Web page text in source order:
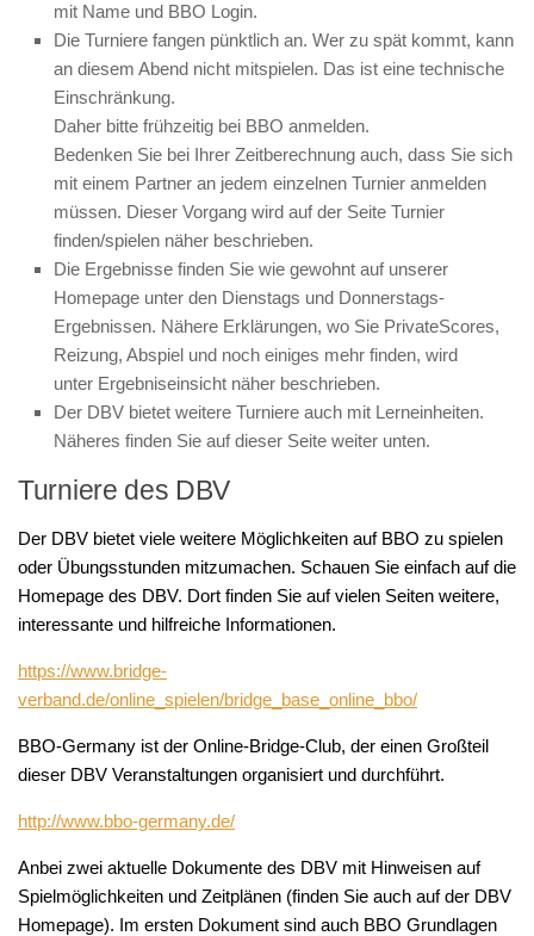
mit Name und BBO Login.
Die Turniere fangen pünktlich an. Wer zu spät kommt, kann
an diesem Abend nicht mitspielen. Das ist eine technische
Einschränkung.
Daher bitte frühzeitig bei BBO anmelden.
Bedenken Sie bei Ihrer Zeitberechnung auch, dass Sie sich
mit einem Partner an jedem einzelnen Turnier anmelden
müssen. Dieser Vorgang wird auf der Seite Turnier
finden/spielen näher beschrieben.
Die Ergebnisse finden Sie wie gewohnt auf unserer
Homepage unter den Dienstags und Donnerstags-
Ergebnissen. Nähere Erklärungen, wo Sie PrivateScores,
Reizung, Abspiel und noch einiges mehr finden, wird
unter Ergebniseinsicht näher beschrieben.
Der DBV bietet weitere Turniere auch mit Lerneinheiten.
Näheres finden Sie auf dieser Seite weiter unten.
Turniere des DBV
Der DBV bietet viele weitere Möglichkeiten auf BBO zu spielen
oder Übungsstunden mitzumachen. Schauen Sie einfach auf die
Homepage des DBV. Dort finden Sie auf vielen Seiten weitere,
interessante und hilfreiche Informationen.
https://www.bridge-
verband.de/online_spielen/bridge_base_online_bbo/
BBO-Germany ist der Online-Bridge-Club, der einen Großteil
dieser DBV Veranstaltungen organisiert und durchführt.
http://www.bbo-germany.de/
Anbei zwei aktuelle Dokumente des DBV mit Hinweisen auf
Spielmöglichkeiten und Zeitplänen (finden Sie auch auf der DBV
Homepage). Im ersten Dokument sind auch BBO Grundlagen